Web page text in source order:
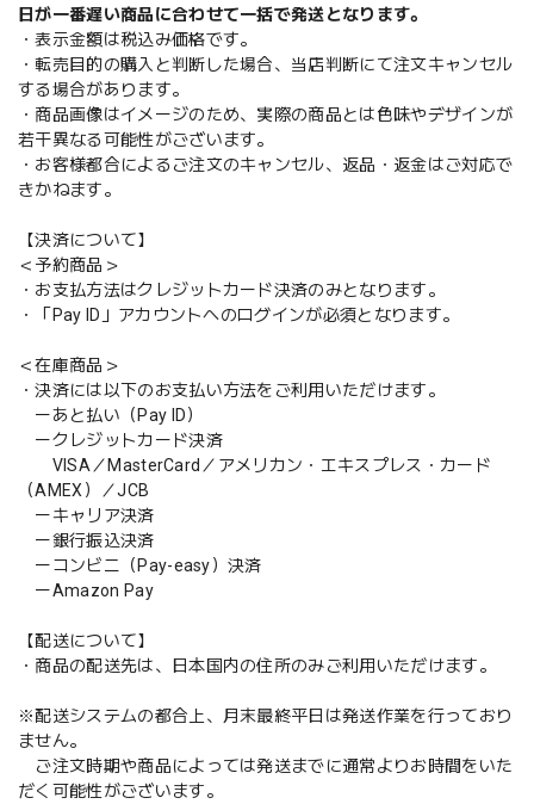
日が一番遅い商品に合わせて一括で発送となります。
・表示金額は税込み価格です。
・転売目的の購入と判断した場合、当店判断にて注文キャンセル
する場合があります。
・商品画像はイメージのため、実際の商品とは色味やデザインが
若干異なる可能性がございます。
・お客様都合によるご注文のキャンセル、返品・返金はご対応で
きかねます。
【決済について】
＜予約商品＞
・お支払方法はクレジットカード決済のみとなります。
・「Pay ID」アカウントへのログインが必須となります。
＜在庫商品＞
・決済には以下のお支払い方法をご利用いただけます。
ーあと払い（Pay ID）
ークレジットカード決済
VISA／MasterCard／アメリカン・エキスプレス・カード
（AMEX）／JCB
ーキャリア決済
ー銀行振込決済
ーコンビニ（Pay-easy）決済
ーAmazon Pay
【配送について】
・商品の配送先は、日本国内の住所のみご利用いただけます。
※配送システムの都合上、月末最終平日は発送作業を行っており
ません。
ご注文時期や商品によっては発送までに通常よりお時間をいた
だく可能性がございます。